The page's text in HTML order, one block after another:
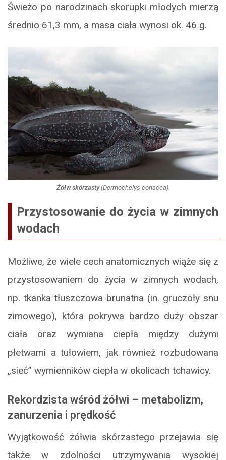
Świeżo po narodzinach skorupki młodych mierzą
średnio 61,3 mm, a masa ciała wynosi ok. 46 g.
Żółw skórzasty(Dermochelys coriacea).
Przystosowanie do życia w zimnych
wodach
Możliwe, że wiele cech anatomicznych wiąże się z
przystosowaniem do życia w zimnych wodach,
np. tkanka tłuszczowa brunatna (in. gruczoły snu
zimowego), która pokrywa bardzo duży obszar
ciała oraz wymiana ciepła między dużymi
płetwami a tułowiem, jak również rozbudowana
„sieć” wymienników ciepła w okolicach tchawicy.
Rekordzista wśród żółwi – metabolizm,
zanurzenia i prędkość
Wyjątkowość żółwia skórzastego przejawia się
także w zdolności utrzymywania wysokiej